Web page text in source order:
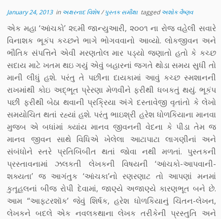
January 24, 2013in અક્ષરનાદ વિશેષ/પુસ્તક સમીક્ષા taggedઅશોક વૈષ્ણવ
એક મહા ‘આંચકો’ ૨૬મી જાન્યુઆરી, ૨૦૦૧ ના રોજ વહેલી સવારે
વિનાશક ભૂકંપ કચ્છને ભાગે ભોગવવાનો આવ્યો. લોકજીવન અને
ભૌતિક સંપત્તિને એવી મરણતોલ માર પડ્યો જણાતો હતો કે કચ્છ
સદાય માટે ખતમ થઇ ગયું એવું બહારનાં જગતે થોડા સમય સુધી તો
માની લીધું હશે. પરંતુ તે પછીના દાયકામાં આવું કચ્છ સ્મશાનની
રાખમાંથી કોઇ અદ્ભૂત પ્રેરણા મેળવીને ફરીથી ધબકતું થયું. ભૂકંપ
પછી ફરીથી બેઠા થવાની પ્રક્રિયા અંગે દસ્તાવેજી વૃતાંતો કે લેખો
સમયોચિત થતાં રહ્યાં હશે. પરંતુ ભાઇશ્રી હરેશ ધોળકિયાના માનવા
મુજબ એ બધાંમાં ક્યાંય માનવ જીવનની વેદના કે પીડા તેમ જ
માનવ જીવન સાથે વિધિએ ખેલેલા આટાપાટા લાગણીનાં અને
સંબંધોને સ્તરે પ્રતિબિંબીત થતાં જોવા નથી મળતાં. પુસ્તકની
પ્રસ્તાવનામાં ઝલકતી લેખકની વિષયની ‘આંચકો-આપવાની-
શક્યતા’ જ આગંતુક ‘આંચકા’નો રણરણાટ તો આપણાં મનમાં
કુતૂહલનાં બીજ રોપી દેવામાં, જાણ્યે અજાણ્યે કારણભૂત બને છે.
આમ “આફ્ટરશૉક’ જેવું શિર્ષક, હરેશ ધોળકિયાનું ચિંતન-લેખન,
લેખકને બદલે એક નવલકથાના લેખક તરીકેની પ્રસ્તુતિ અને